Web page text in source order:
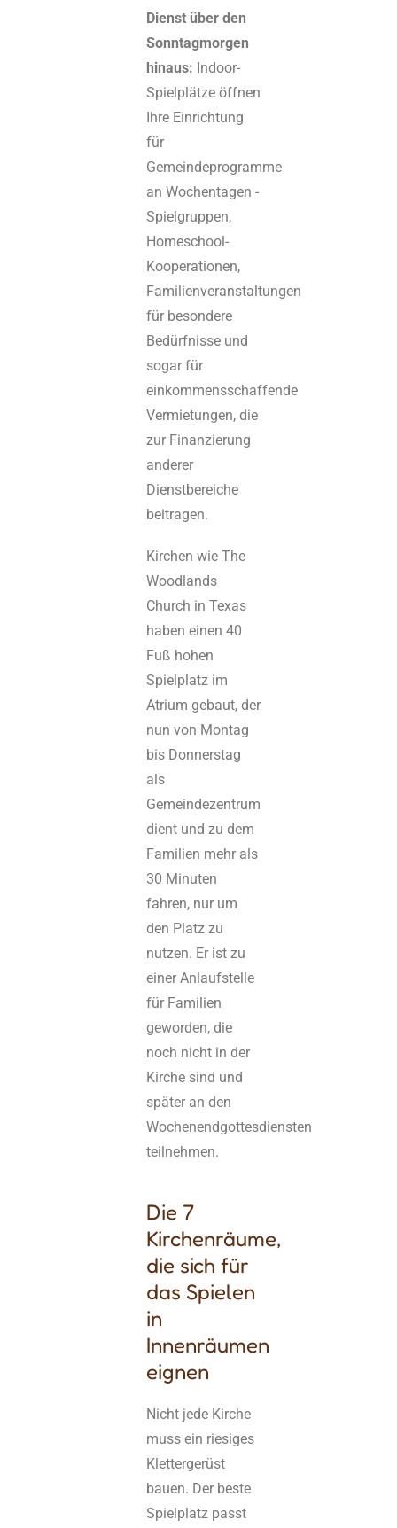
Dienst über den
Sonntagmorgen
hinaus: Indoor-
Spielplätze öffnen
Ihre Einrichtung
für
Gemeindeprogramme
an Wochentagen -
Spielgruppen,
Homeschool-
Kooperationen,
Familienveranstaltungen
für besondere
Bedürfnisse und
sogar für
einkommensschaffende
Vermietungen, die
zur Finanzierung
anderer
Dienstbereiche
beitragen.
Kirchen wie The
Woodlands
Church in Texas
haben einen 40
Fuß hohen
Spielplatz im
Atrium gebaut, der
nun von Montag
bis Donnerstag
als
Gemeindezentrum
dient und zu dem
Familien mehr als
30 Minuten
fahren, nur um
den Platz zu
nutzen. Er ist zu
einer Anlaufstelle
für Familien
geworden, die
noch nicht in der
Kirche sind und
später an den
Wochenendgottesdiensten
teilnehmen.
Die 7
Kirchenräume,
die sich für
das Spielen
in
Innenräumen
eignen
Nicht jede Kirche
muss ein riesiges
Klettergerüst
bauen. Der beste
Spielplatz passt